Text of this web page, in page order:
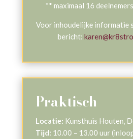
** maximaal 16
Voor inhoudelijke informatie
bericht:
Praktisch
Locatie: Kunsthuis Houten,
Tijd: 10.00 – 13.00 uur